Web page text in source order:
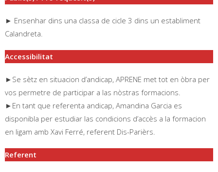
► Ensenhar dins una classa de cicle 3 dins un establiment
Calandreta.
Accessibilitat
►Se sètz en situacion d’andicap, APRENE met tot en òbra per
vos permetre de participar a las nòstras formacions.
►En tant que referenta andicap, Amandina Garcia es
disponibla per estudiar las condicions d’accès a la formacion
en ligam amb Xavi Ferré, referent Dis-Parièrs.
Referent